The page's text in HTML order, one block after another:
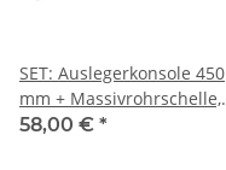
SET: Auslegerkonsole 450
mm + Massivrohrschelle,
Schiebemutter +
58,00 € *